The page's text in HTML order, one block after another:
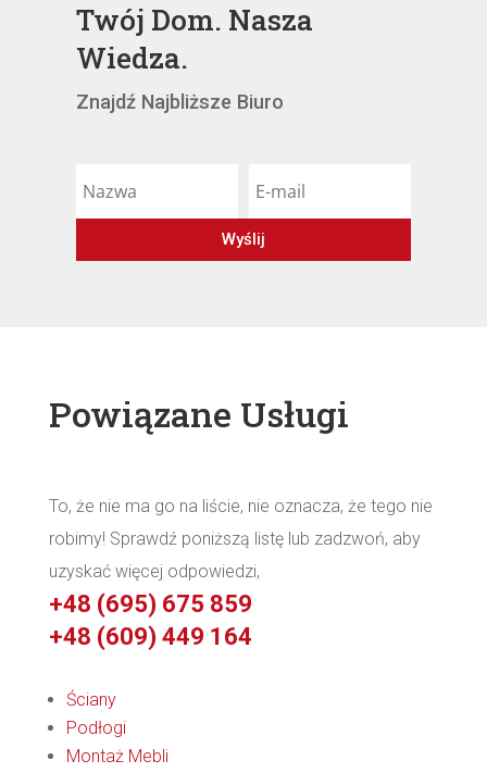
Twój Dom. Nasza
Wiedza.
Znajdź Najbliższe Biuro
Wyślij
Powiązane Usługi
To, że nie ma go na liście, nie oznacza, że ​​tego nie
robimy! Sprawdź poniższą listę lub zadzwoń, aby
uzyskać więcej odpowiedzi,
+48 (695) 675 859
+48 (609) 449 164
Ściany
Podłogi
Montaż Mebli